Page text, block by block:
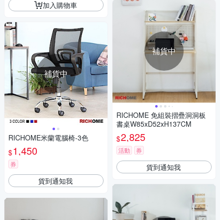
加入購物車
補貨中
RICHOME米蘭電腦椅-3色
$1,450
券
貨到通知我
補貨中
RICHOME 免組裝摺疊洞洞板
書桌W85xD52xH137CM
$2,825
活動 券
貨到通知我